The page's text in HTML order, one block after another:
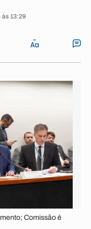
às 13:29
Comissão é